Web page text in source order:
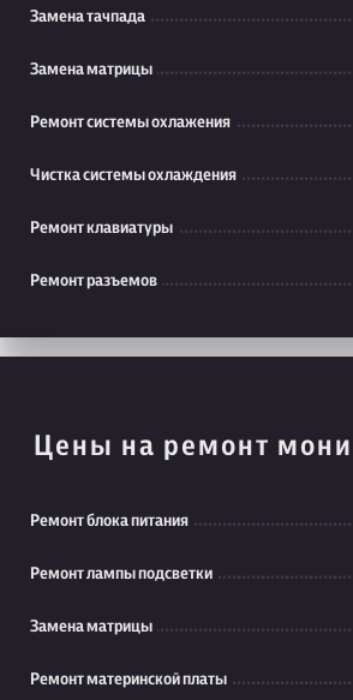
Замена тачпада
Замена матрицы
Ремонт системы охлажения
Чистка системы охлаждения
Ремонт клавиатуры
Ремонт разъемов
Цены на ремонт
Ремонт блока питания
Ремонт лампы подсветки
Замена матрицы
Ремонт материнской платы